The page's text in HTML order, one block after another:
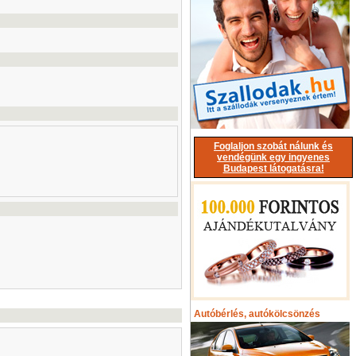
Foglaljon szobát nálunk és
vendégünk egy ingyenes
Budapest látogatásra!
Autóbérlés, autókölcsönzés